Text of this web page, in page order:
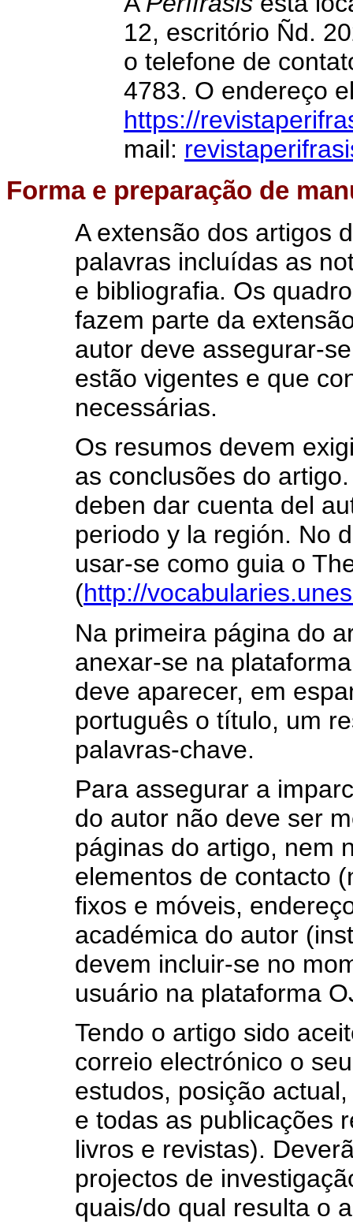
12, escritório Ñd.
o telefone de
4783. O endereço
https://
mail:
Forma e preparação de
A extensão dos artigos
palavras incluídas as
e bibliografia. Os
fazem parte da
autor deve assegurar-
estão vigentes e que
necessárias.
Os resumos devem
as conclusões do
deben dar cuenta del
periodo y la región. No
usar-se como guia o
(http://
Na primeira página do
anexar-se na
deve aparecer, em
português o título, um
palavras-chave.
Para assegurar a
do autor não deve ser
páginas do artigo, nem
elementos de contacto
fixos e móveis,
académica do autor
devem incluir-se no
usuário na plataforma
Tendo o artigo sido
correio electrónico o
estudos, posição
e todas as publicações
livros e revistas).
projectos de
quais/do qual resulta o